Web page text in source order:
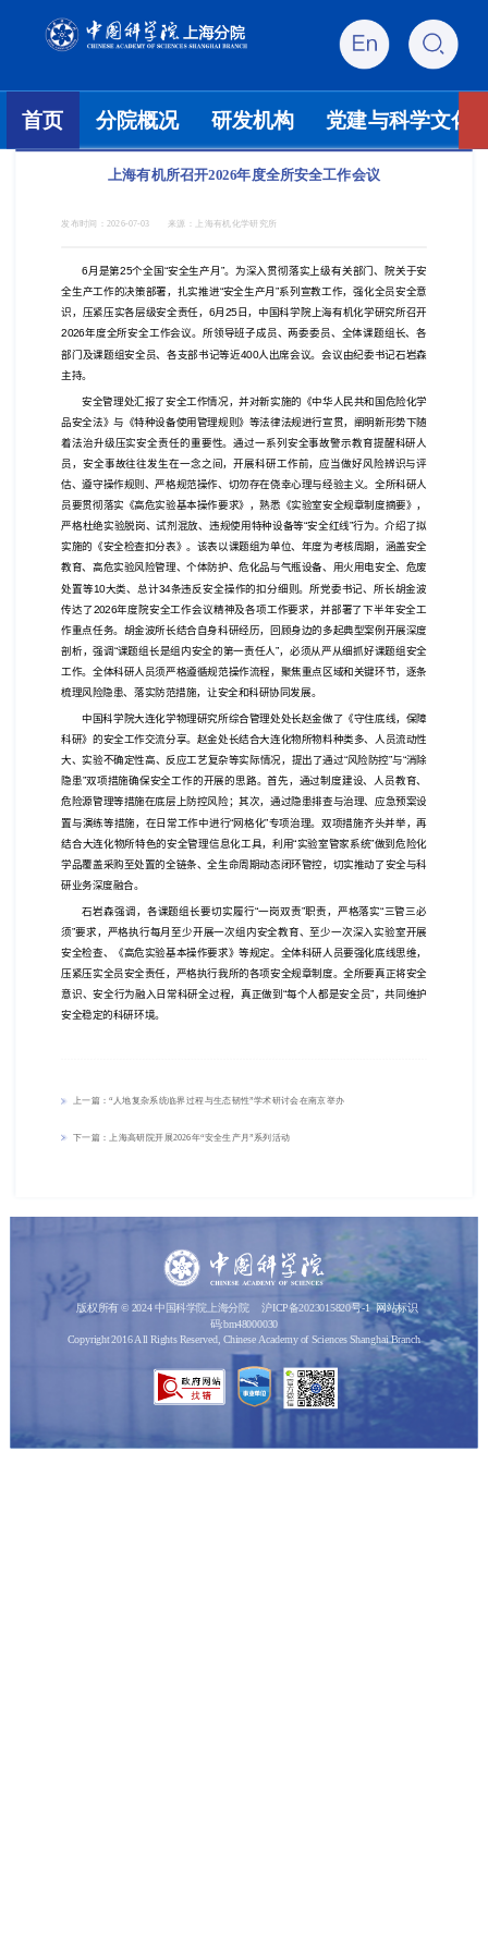
首页 分院概况 研发机构 党建与科学文化
上海有机所召开2026年度全所安全工作会议
发布时间： 2026-07-03 来源： 上海有机化学研究所
6月是第25个全国“安全生产月”。为深入贯彻落实上级有关部门、院关于安
全生产工作的决策部署，扎实推进“安全生产月”系列宣教工作，强化全员安全意
识，压紧压实各层级安全责任， 6月 25日，中国科学院上海有机化学研究所召开
2026年度全所安全工作会议。所领导班子成员、两委委员、全体课题组长、各
部门及课题组安全员、各支部书记等近400人出席会议。会议由纪委书记石岩森
主持。
安全管理处汇报了安全工作情况，并对新实施的《中华人民共和国危险化学
品安全法》与《特种设备使用管理规则》等法律法规进行宣贯，阐明新形势下随
着法治升级压实安全责任的重要性。通过一系列安全事故警示教育提醒科研人
员，安全事故往往发生在一念之间，开展科研工作前，应当做好风险辨识与评
估、遵守操作规则、严格规范操作、切勿存在侥幸心理与经验主义。全所科研人
员要贯彻落实《高危实验基本操作要求》，熟悉《实验室安全规章制度摘要》，
严格杜绝实验脱岗、试剂混放、违规使用特种设备等“安全红线”行为。介绍了拟
实施的《安全检查扣分表》。该表以课题组为单位、年度为考核周期，涵盖安全
教育、高危实验风险管理、个体防护、危化品与气瓶设备、用火用电安全、危废
处置等10大类、总计34条违反安全操作的扣分细则。所党委书记、所长胡金波
传达了2026年度院安全工作会议精神及各项工作要求，并部署了下半年安全工
作重点任务。胡金波所长结合自身科研经历，回顾身边的多起典型案例开展深度
剖析，强调“课题组长是组内安全的第一责任人”，必须从严从细抓好课题组安全
工作。全体科研人员须严格遵循规范操作流程，聚焦重点区域和关键环节，逐条
梳理风险隐患、落实防范措施，让安全和科研协同发展。
中国科学院大连化学物理研究所综合管理处处长赵金做了《守住底线，保障
科研》的安全工作交流分享。赵金处长结合大连化物所物料种类多、人员流动性
大、实验不确定性高、反应工艺复杂等实际情况，提出了通过“风险防控”与“消除
隐患”双项措施确保安全工作的开展的思路。首先，通过制度建设、人员教育、
危险源管理等措施在底层上防控风险；其次，通过隐患排查与治理、应急预案设
置与演练等措施，在日常工作中进行“网格化”专项治理。双项措施齐头并举，再
结合大连化物所特色的安全管理信息化工具，利用“实验室管家系统”做到危险化
学品覆盖采购至处置的全链条、全生命周期动态闭环管控，切实推动了安全与科
研业务深度融合。
石岩森强调，各课题组长要切实履行“一岗双责”职责，严格落实“三管三必
须”要求，严格执行每月至少开展一次组内安全教育、至少一次深入实验室开展
安全检查、《高危实验基本操作要求》等规定。全体科研人员要强化底线思维，
压紧压实全员安全责任，严格执行我所的各项安全规章制度。全所要真正将安全
意识、安全行为融入日常科研全过程，真正做到“每个人都是安全员”，共同维护
安全稳定的科研环境。
上一篇：“人地复杂系统临界过程与生态韧性”学术研讨会在南京举办
下一篇：上海高研院开展2026年“安全生产月”系列活动
版权所有 © 2024 中国科学院上海分院 沪ICP备2023015820号-1
网站标识
码:bm48000030
Copyright 2016 All Rights Reserved, Chinese Academy of Sciences Shanghai Branch